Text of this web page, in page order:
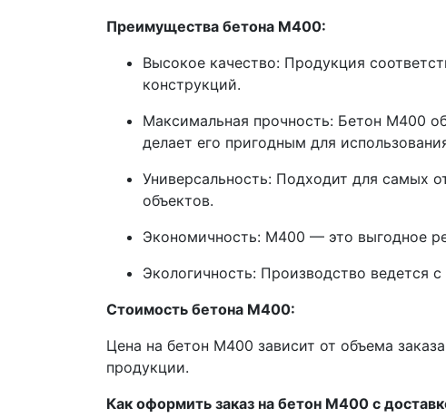
Преимущества бетона М400:
Высокое качество: Продукция
конструкций.
Максимальная прочность: Бетон М400
делает его пригодным для
Универсальность: Подходит для самых
объектов.
Экономичность: М400 — это выгодное
Экологичность: Производство ведется
Стоимость бетона М400:
Цена на бетон М400 зависит от объема
продукции.
Как оформить заказ на бетон М400 с